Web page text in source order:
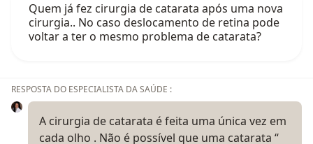
Quem já fez cirurgia de catarata após uma nova
cirurgia.. No caso deslocamento de retina pode
voltar a ter o mesmo problema de catarata?
RESPOSTA DO ESPECIALISTA DA SAÚDE :
A cirurgia de catarata é feita uma única vez em
cada olho . Não é possível que uma catarata “